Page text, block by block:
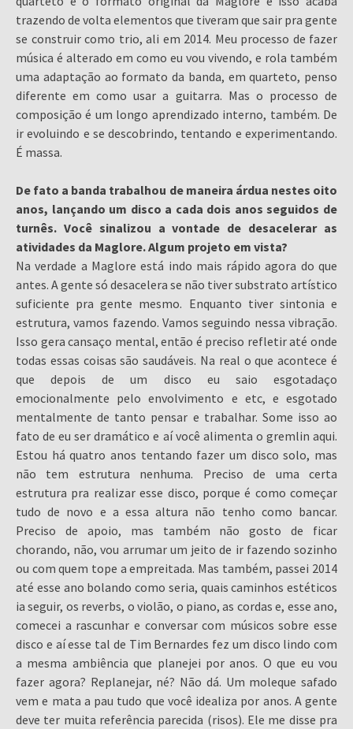
trazendo de volta elementos que tiveram que sair pra gente
se construir como trio, ali em 2014. Meu processo de fazer
música é alterado em como eu vou vivendo, e rola também
uma adaptação ao formato da banda, em quarteto, penso
diferente em como usar a guitarra. Mas o processo de
composição é um longo aprendizado interno, também. De
ir evoluindo e se descobrindo, tentando e experimentando.
É massa.
De fato a banda trabalhou de maneira árdua nestes oito
anos, lançando um disco a cada dois anos seguidos de
turnês. Você sinalizou a vontade de desacelerar as
atividades da Maglore. Algum projeto em vista?
Na verdade a Maglore está indo mais rápido agora do que
antes. A gente só desacelera se não tiver substrato artístico
suficiente pra gente mesmo. Enquanto tiver sintonia e
estrutura, vamos fazendo. Vamos seguindo nessa vibração.
Isso gera cansaço mental, então é preciso refletir até onde
todas essas coisas são saudáveis. Na real o que acontece é
que depois de um disco eu saio esgotadaço
emocionalmente pelo envolvimento e etc, e esgotado
mentalmente de tanto pensar e trabalhar. Some isso ao
fato de eu ser dramático e aí você alimenta o gremlin aqui.
Estou há quatro anos tentando fazer um disco solo, mas
não tem estrutura nenhuma. Preciso de uma certa
estrutura pra realizar esse disco, porque é como começar
tudo de novo e a essa altura não tenho como bancar.
Preciso de apoio, mas também não gosto de ficar
chorando, não, vou arrumar um jeito de ir fazendo sozinho
ou com quem tope a empreitada. Mas também, passei 2014
até esse ano bolando como seria, quais caminhos estéticos
ia seguir, os reverbs, o violão, o piano, as cordas e, esse ano,
comecei a rascunhar e conversar com músicos sobre esse
disco e aí esse tal de Tim Bernardes fez um disco lindo com
a mesma ambiência que planejei por anos. O que eu vou
fazer agora? Replanejar, né? Não dá. Um moleque safado
vem e mata a pau tudo que você idealiza por anos. A gente
deve ter muita referência parecida (risos). Ele me disse pra